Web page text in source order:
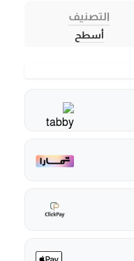
التصنيف
أسطح